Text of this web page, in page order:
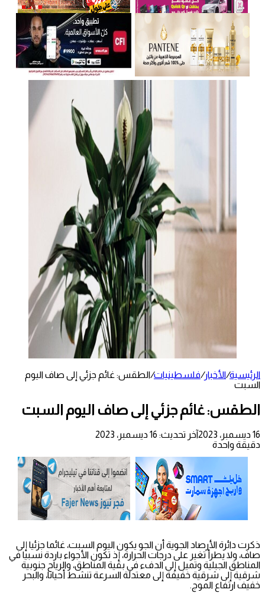
الرئيسية/الأخبار/فلسطينيات/الطقس: غائم جزئي إلى صاف اليوم
السبت
الطقس: غائم جزئي إلى صاف اليوم السبت
16 ديسمبر، 2023
آخر تحديث: 16 ديسمبر، 2023
دقيقة واحدة
ذكرت دائرة الأرصاد الجوية أن الجو يكون اليوم السبت، غائما جزئيا إلى
صاف، ولا يطرأ تغير على درجات الحرارة، إذ تكون الأجواء باردة نسبيا في
المناطق الجبلية وتميل إلى الدفء في بقية المناطق، والرياح جنوبية
شرقية إلى شرقية خفيفة إلى معتدلة السرعة تنشط أحيانا، والبحر
خفيف ارتفاع الموج.